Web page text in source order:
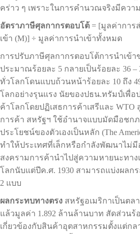
คร่าว ๆ เพราะในการคำนวณจริงมีคว
อัตราภาษีศุลกากรตอบโต้ = [มูลค่าการ
เข้า (M)] ÷ มูลค่าการนำเข้าทั้งหมด
การปรับภาษีศุลกากรตอบโต้การนำเข้า
ประมาณร้อยละ 5 กลายเป็นร้อยละ 36 –
ทั่วโลกโดนแบบถ้วนหน้าร้อยละ 10 ถึง
โลกอย่างรุนแรง นัยของปธน.ทรัมป์เพื่อ
ค้าโลกโดยปฏิเสธการค้าเสรีและ
การค้า สหรัฐฯ ใช้อำนาจแบบมัดมือชกภ
ประโยชน์ของตัวเองเป็นหลัก (The
ทำให้ประเทศที่เล็กหรือกำลังพัฒนาไม่มี
สงครามการค้านำไปสู่ความหายนะทา
โลกนับแต่ปีค.ศ. 1930 สามารถแบ่งผลก
2 แบบ
ผลกระทบทางตรง สหรัฐอเมริกาเป็นต
แล้วมูลค่า 1.892 ล้านล้านบาท สัดส่วนร้อ
เกี่ยวข้องกับสินค้าอุตสาหกรรมตั้งแต่กล